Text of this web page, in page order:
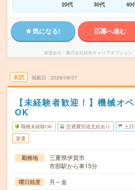
20代
30代 40
気になる! 応募へ進む
派遣会社 株式会社綜合キャリアオプション
未読 掲載日 2026/08/07
【未経験者歓迎！】機械オ
OK
職種未経験OK 交通費別途支給あり 土
派遣
勤務地
三重県伊賀市
市部駅から車15分
曜日頻度 月～金